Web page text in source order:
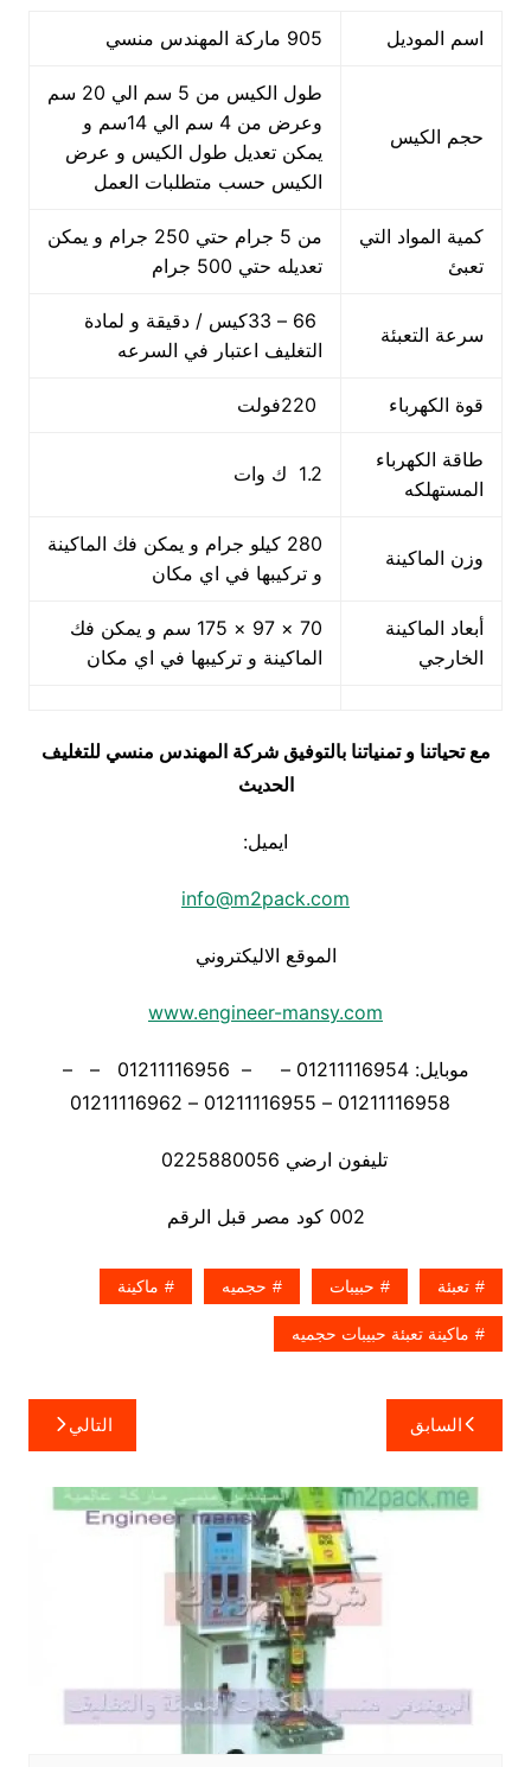
اسم الموديل 905 ماركة المهندس منسي
حجم الكيس
طول الكيس من 5 سم الي 20 سم
وعرض من 4 سم الي 14سم و
يمكن تعديل طول الكيس و عرض
الكيس حسب متطلبات العمل
كمية المواد التي
تعبئ
من 5 جرام حتي 250 جرام و يمكن
تعديله حتي 500 جرام
سرعة التعبئة
66 – 33كيس / دقيقة و لمادة
التغليف اعتبار في السرعه
قوة الكهرباء
طاقة الكهرباء
المستهلكه
1.2 ك وات
وزن الماكينة
280 كيلو جرام و يمكن فك الماكينة
و تركيبها في اي مكان
أبعاد الماكينة
الخارجي
70 × 97 × 175 سم و يمكن فك
الماكينة و تركيبها في اي مكان
مع تحياتنا و تمنياتنا بالتوفيق شركة المهندس منسي للتغليف
الحديث
ايميل:
info@m2pack.com
الموقع الاليكتروني
www.engineer-mansy.com
موبايل: 01211116954 – – 01211116956 – –
تليفون ارضي 0225880056
002 كود مصر قبل الرقم
تعبئة حبيبات حجميه ماكينة
ماكينة تعبئة حبيبات حجميه
تصفّح
المقالات
السابق التالي